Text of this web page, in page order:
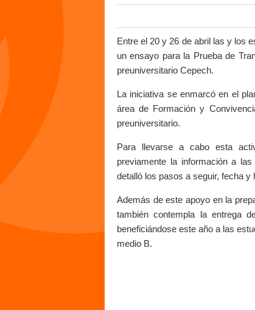
Entre el 20 y 26 de abril las y los
un ensayo para la Prueba de
preuniversitario Cepech.
La iniciativa se enmarcó en el
área de Formación y
preuniversitario.
Para llevarse a cabo esta
previamente la información a
detalló los pasos a seguir, fecha
Además de este apoyo en la
también contempla la entrega
beneficiándose este año a las
medio B.